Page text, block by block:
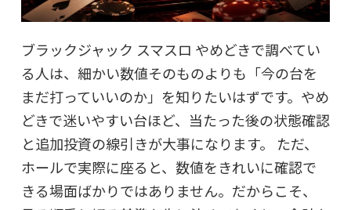
ブラックジャック スマスロ やめどきで調べてい
る人は、細かい数値そのものよりも「今の台を
まだ打っていいのか」を知りたいはずです。やめ
どきで迷いやすい台ほど、当たった後の状態確認
と追加投資の線引きが大事になります。 ただ、
ホールで実際に座ると、数値をきれいに確認で
きる場面ばかりではありません。だからこそ、